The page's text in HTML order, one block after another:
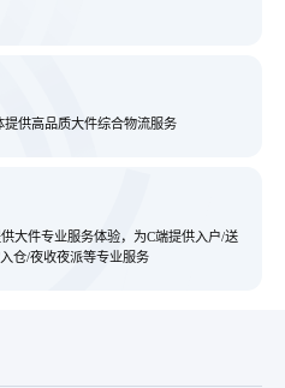
提供高品质大件综合物流服务
大件专业服务体验，为C端提供入户/送
仓/夜收夜派等专业服务